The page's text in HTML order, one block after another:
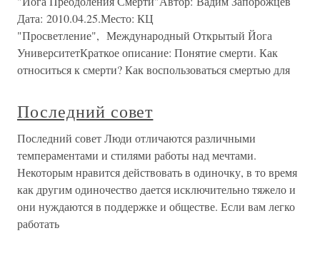
Дата: 2010.04.25.Место: КЦ
"Просветление", Международный Открытый Йога
УниверситетКраткое описание: Понятие смерти. Как
относиться к смерти? Как воспользоваться смертью для
Последний совет
Последний совет Люди отличаются различными
темпераментами и стилями работы над мечтами.
Некоторым нравится действовать в одиночку, в то время
как другим одиночество дается исключительно тяжело и
они нуждаются в поддержке и обществе. Если вам легко
работать